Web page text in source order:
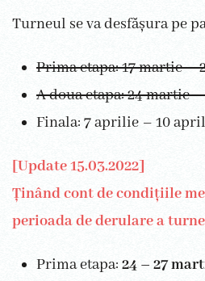
Turneul se va desfășura pe
Prima etapa: 17 martie –
A doua etapa: 24 martie
Finala: 7 aprilie – 10
[Update 15.03.2022]
Ținând cont de condițiile
perioada de derulare a
Prima etapa: 24 – 27